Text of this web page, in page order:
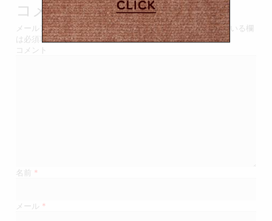
ー
シ
ョ
コメントを残す
メールアドレスが公開されることはありません。 *が付いている欄
は必須項目です
コメント
名前 *
メール *